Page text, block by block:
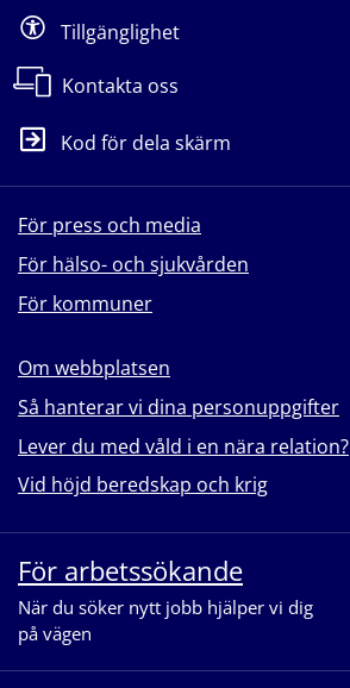
Tillgänglighet
Kontakta oss
Kod för dela skärm
För press och media
För hälso- och sjukvården
För kommuner
Om webbplatsen
Så hanterar vi dina personuppgifter
Lever du med våld i en nära relation?
Vid höjd beredskap och krig
För arbetssökande
När du söker nytt jobb hjälper vi dig
på vägen